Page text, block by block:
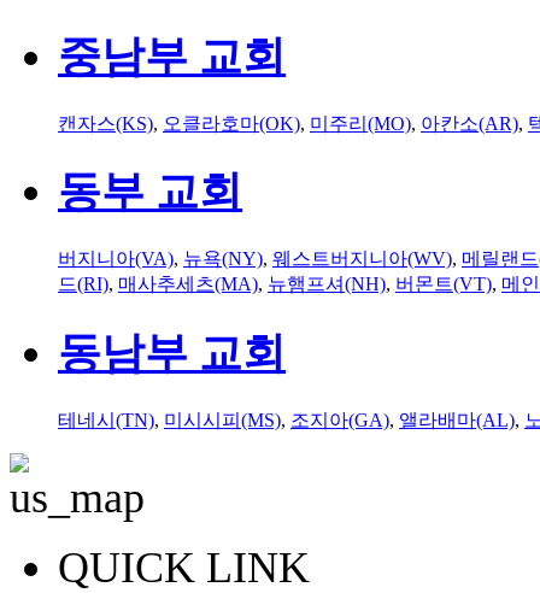
중남부 교회
캔자스(KS), 오클라호마(OK), 미주리(MO), 아칸소(AR),
동부 교회
버지니아(VA), 뉴욕(NY), 웨스트버지니아(WV), 메릴랜
드(RI), 매사추세츠(MA), 뉴햄프셔(NH), 버몬트(VT), 메
동남부 교회
테네시(TN), 미시시피(MS), 조지아(GA), 앨라배마(AL),
QUICK LINK